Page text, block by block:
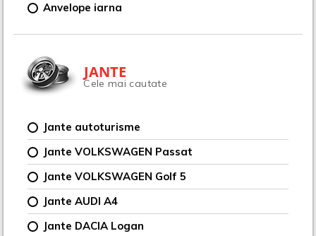
Anvelope iarna
JANTE
Cele mai cautate
Jante autoturisme
Jante VOLKSWAGEN Passat
Jante VOLKSWAGEN Golf 5
Jante AUDI A4
Jante DACIA Logan